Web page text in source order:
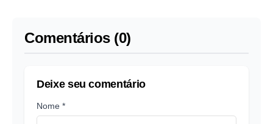
Comentários (0)
Deixe seu comentário
Nome *